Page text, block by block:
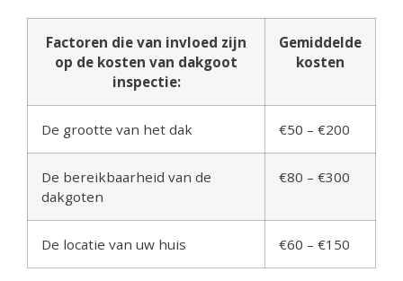
Factoren die van invloed zijn
op de kosten van dakgoot
inspectie:
Gemiddelde
kosten
De grootte van het dak €50 – €200
De bereikbaarheid van de
dakgoten
€80 – €300
De locatie van uw huis €60 – €150